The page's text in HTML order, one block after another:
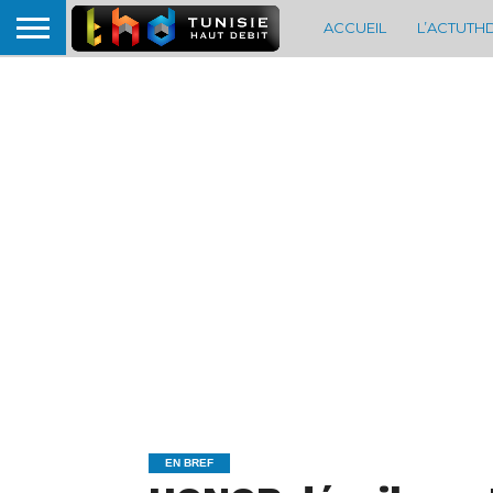
ACCUEIL
EN BREF